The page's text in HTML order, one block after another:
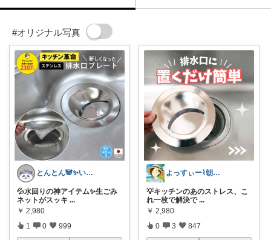
#オリジナル写真
とんとん🐼✨いいねに感謝です🙇‍♀️
💦水回りの神アイテム✨生ごみ
ネットがスッキ ...
￥ 2,980
1 0 999
よっすぃー⌇朝コレ☀楽しい暮らし😇
💡キッチンのあのストレス、こ
れ一枚で解決で ...
￥ 2,980
0 3 847